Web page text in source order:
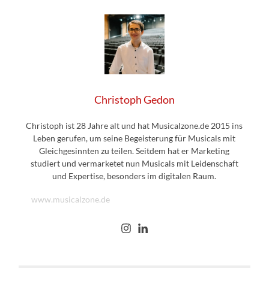
Christoph Gedon
Christoph ist 28 Jahre alt und hat Musicalzone.de 2015 ins
Leben gerufen, um seine Begeisterung für Musicals mit
Gleichgesinnten zu teilen. Seitdem hat er Marketing
studiert und vermarketet nun Musicals mit Leidenschaft
und Expertise, besonders im digitalen Raum.
www.musicalzone.de